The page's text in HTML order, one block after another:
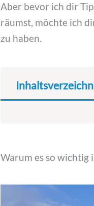
Aber bevor ich dir
räumst, möchte ich
zu haben.
Warum es so wichtig